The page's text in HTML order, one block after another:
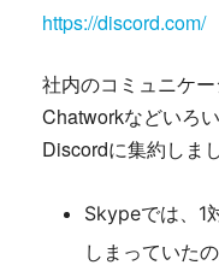
https://discord.com/
社内のコミュニケー
Chatworkなどいろ
Discordに集約しまし
Skypeでは、1
しまっていた